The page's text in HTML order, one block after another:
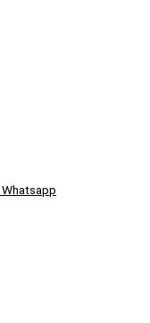
Whatsapp